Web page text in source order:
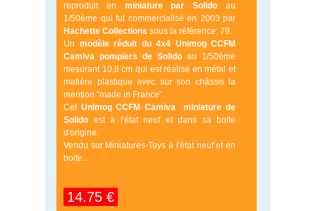
reproduit en miniature par Solido au
1/50ème qui fut commercialisé en 2003 par
Hachette Collections sous la référence: 79.
Un modèle réduit du 4x4 Unimog CCFM
Camiva pompiers de Solido au 1/50ème
mesurant 10,8 cm qui est réalisé en métal et
matière plastique avec sur son châssis la
mention "made in France".
Cet Unimog CCFM Camiva miniature de
Solido est à l'état neuf et dans sa boite
d'origine.
Vendu sur Miniatures-Toys à l'état neuf et en
boite...
14.75 €